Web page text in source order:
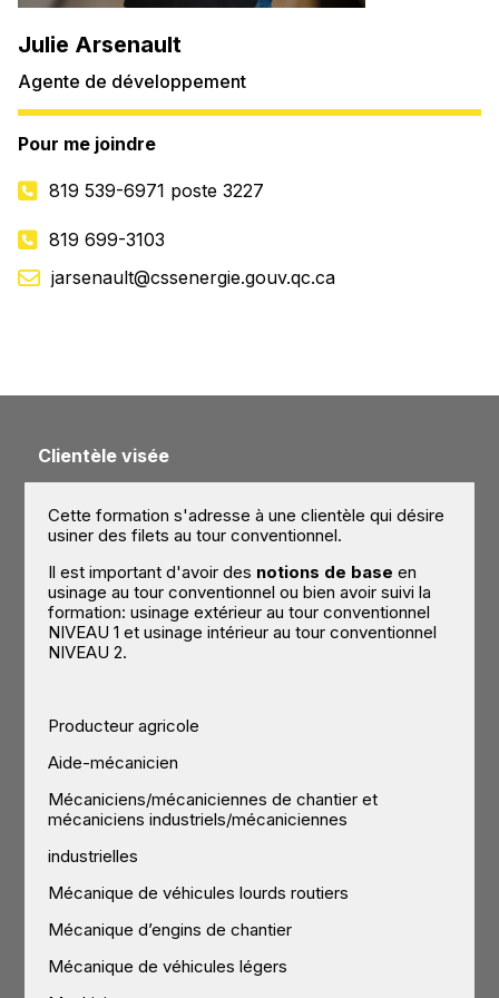
Julie Arsenault
Agente de développement
Pour me joindre
819 539-6971 poste 3227
819 699-3103
jarsenault@cssenergie.gouv.qc.ca
Clientèle visée
Cette formation s'adresse à une clientèle qui désire
usiner des filets au tour conventionnel.
Il est important d'avoir des notions de base en
usinage au tour conventionnel ou bien avoir suivi la
formation: usinage extérieur au tour conventionnel
NIVEAU 1 et usinage intérieur au tour conventionnel
NIVEAU 2.
Producteur agricole
Aide-mécanicien
Mécaniciens/mécaniciennes de chantier et
mécaniciens industriels/mécaniciennes
industrielles
Mécanique de véhicules lourds routiers
Mécanique d’engins de chantier
Mécanique de véhicules légers